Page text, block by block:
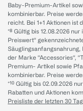
Baby-Premium-Artikel
kombinierbar. Preise
reicht. Bei 1+1 Aktionen ist
*⁸ Gültig bis 12.08.2026
Preiswert“
der Marke “Accessories“,
Premium- Artikel sowie
kombinierbar. Preise
*¹⁰ Gültig bis 02.09.2026
Rabatten und Aktionen
Preisliste der letzten 30